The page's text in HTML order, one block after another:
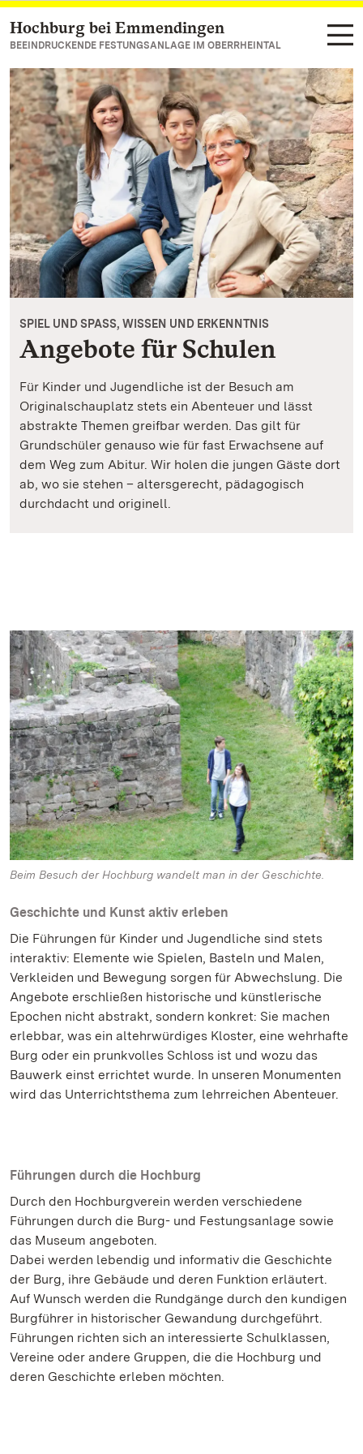
Zum Hauptinhalt springen
Hochburg bei Emmendingen
BEEINDRUCKENDE FESTUNGSANLAGE IM OBERRHEINTAL
SPIEL UND SPASS, WISSEN UND ERKENNTNIS
Angebote für Schulen
Für Kinder und Jugendliche ist der Besuch am
Originalschauplatz stets ein Abenteuer und lässt
abstrakte Themen greifbar werden. Das gilt für
Grundschüler genauso wie für fast Erwachsene auf
dem Weg zum Abitur. Wir holen die jungen Gäste dort
ab, wo sie stehen – altersgerecht, pädagogisch
durchdacht und originell.
Beim Besuch der Hochburg wandelt man in der Geschichte.
Geschichte und Kunst aktiv erleben
Die Führungen für Kinder und Jugendliche sind stets
interaktiv: Elemente wie Spielen, Basteln und Malen,
Verkleiden und Bewegung sorgen für Abwechslung. Die
Angebote erschließen historische und künstlerische
Epochen nicht abstrakt, sondern konkret: Sie machen
erlebbar, was ein altehrwürdiges Kloster, eine wehrhafte
Burg oder ein prunkvolles Schloss ist und wozu das
Bauwerk einst errichtet wurde. In unseren Monumenten
wird das Unterrichtsthema zum lehrreichen Abenteuer.
Führungen durch die Hochburg
Durch den Hochburgverein werden verschiedene
Führungen durch die Burg- und Festungsanlage sowie
das Museum angeboten.
Dabei werden lebendig und informativ die Geschichte
der Burg, ihre Gebäude und deren Funktion erläutert.
Auf Wunsch werden die Rundgänge durch den kundigen
Burgführer in historischer Gewandung durchgeführt.
Führungen richten sich an interessierte Schulklassen,
Vereine oder andere Gruppen, die die Hochburg und
deren Geschichte erleben möchten.